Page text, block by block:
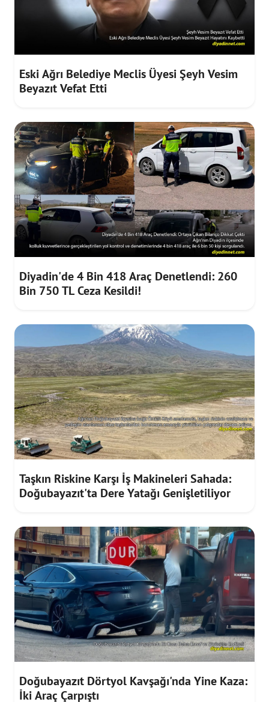
Eski Ağrı Belediye Meclis Üyesi Şeyh Vesim
Beyazıt Vefat Etti
Diyadin'de 4 Bin 418 Araç Denetlendi: 260
Bin 750 TL Ceza Kesildi!
Taşkın Riskine Karşı İş Makineleri Sahada:
Doğubayazıt'ta Dere Yatağı Genişletiliyor
Doğubayazıt Dörtyol Kavşağı'nda Yine Kaza:
İki Araç Çarpıştı